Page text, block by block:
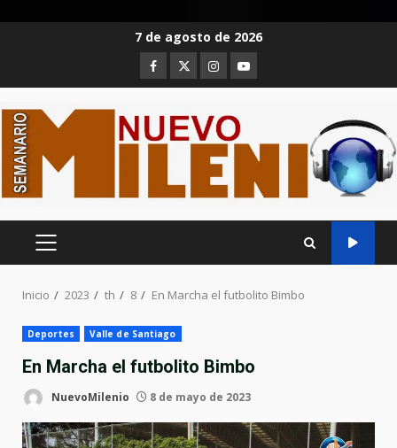
7 de agosto de 2026
Facebook
TwitterInstagram
Youtube
MENÚ
Inicio 2023 th 8 En Marcha el futbolito Bimbo
Deportes Valle de Santiago
En Marcha el futbolito Bimbo
NuevoMilenio 8 de mayo de 2023